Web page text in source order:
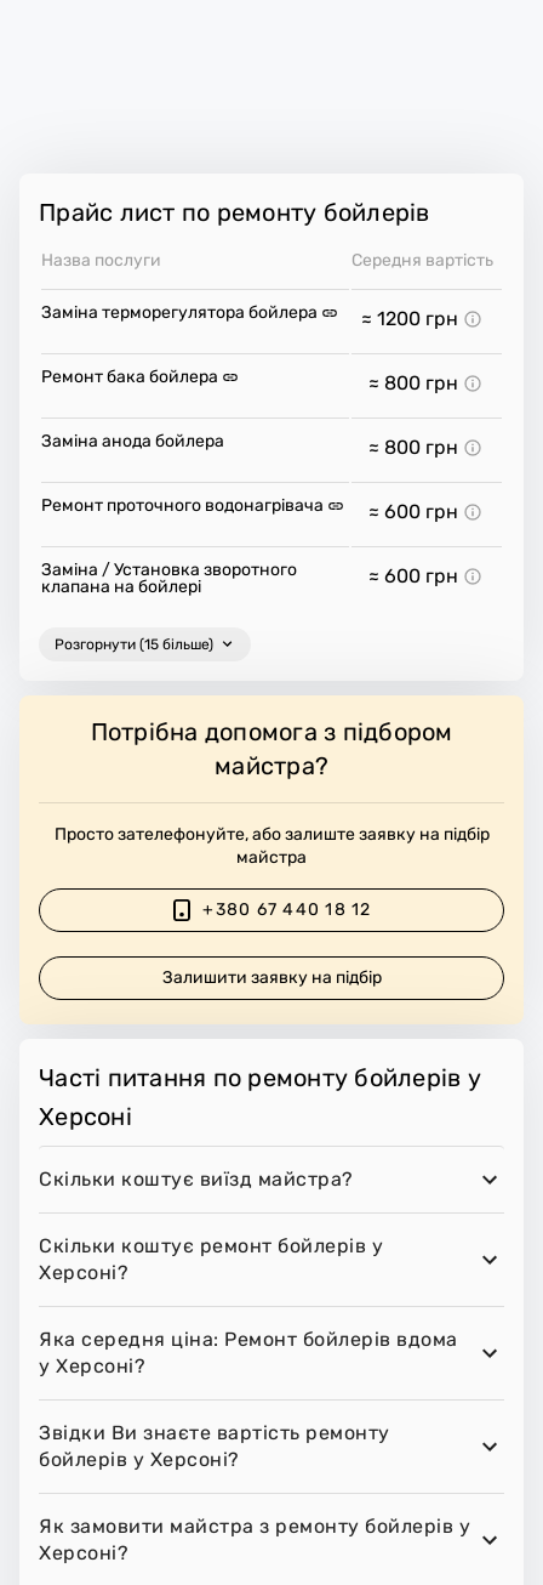
Прайс лист по ремонту бойлерів
Назва послуги Середня вартість
Заміна терморегулятора бойлера ≈ 1200 грн
Ремонт бака бойлера ≈ 800 грн
Заміна анода бойлера ≈ 800 грн
Ремонт проточного водонагрівача ≈ 600 грн
Заміна / Установка зворотного
клапана на бойлері
≈ 600 грн
Розгорнути (15 більше)
Потрібна допомога з підбором
майстра?
Просто зателефонуйте, або залиште заявку на підбір
майстра
+380 67 440 18 12
Залишити заявку на підбір
Часті питання по ремонту бойлерів у
Херсоні
Скільки коштує виїзд майстра?
Скільки коштує ремонт бойлерів у
Херсоні?
Яка середня ціна: Ремонт бойлерів вдома
у Херсоні?
Звідки Ви знаєте вартість ремонту
бойлерів у Херсоні?
Як замовити майстра з ремонту бойлерів у
Херсоні?